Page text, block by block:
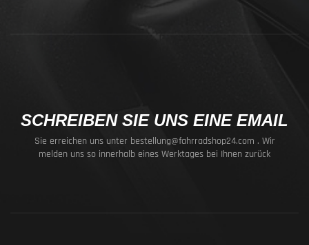
SCHREIBEN SIE UNS EINE EMAIL
Sie erreichen uns unter bestellung@fahrradshop24.com . Wir
melden uns so innerhalb eines Werktages bei Ihnen zurück